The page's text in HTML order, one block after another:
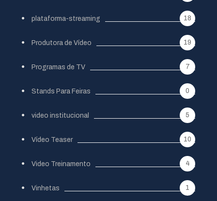
plataforma-streaming 18
Produtora de Vídeo 19
Programas de TV 7
Stands Para Feiras 0
video institucional 5
Vídeo Teaser 10
Video Treinamento 4
Vinhetas 1